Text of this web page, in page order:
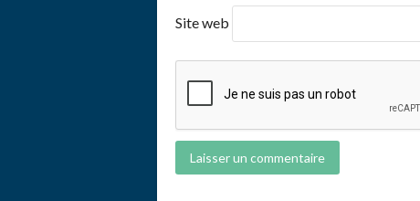
Site web